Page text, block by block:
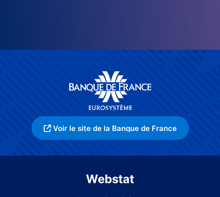
Voir le site de la Banque de France
Webstat